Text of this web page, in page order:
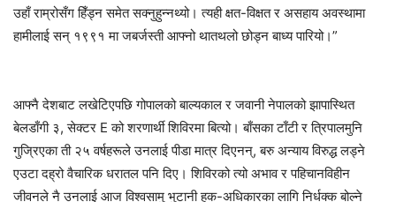
उहाँ राम्रोसँग हिँड्न समेत सक्नुहुन्नथ्यो। त्यही क्षत-विक्षत र असहाय अवस्थामा
हामीलाई सन् १९९१ मा जबर्जस्ती आफ्नो थातथलो छोड्न बाध्य पारियो।”
आफ्नै देशबाट लखेटिएपछि गोपालको बाल्यकाल र जवानी नेपालको झापास्थित
बेलडाँगी ३, सेक्टर E को शरणार्थी शिविरमा बित्यो। बाँसका टाँटी र त्रिपालमुनि
गुज्रिएका ती २५ वर्षहरूले उनलाई पीडा मात्र दिएनन्, बरु अन्याय विरुद्ध लड्ने
एउटा दह्रो वैचारिक धरातल पनि दिए। शिविरको त्यो अभाव र पहिचानविहीन
जीवनले नै उनलाई आज विश्वसामु भुटानी हक-अधिकारका लागि निर्धक्क बोल्ने